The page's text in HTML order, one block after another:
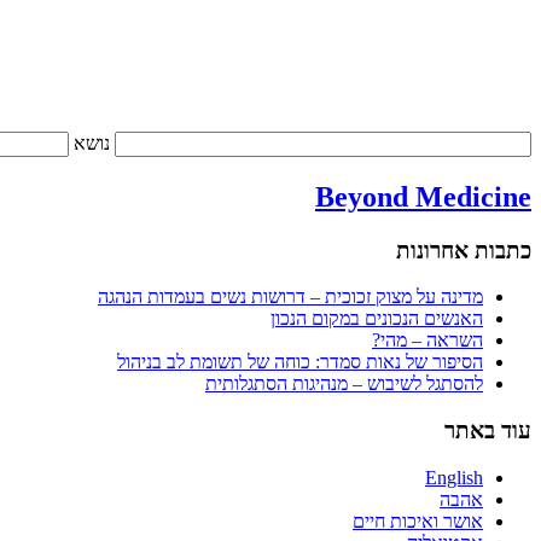
נושא
Beyond Medicine
כתבות אחרונות
מדינה על מצוק זכוכית – דרושות נשים בעמדות הנהגה
האנשים הנכונים במקום הנכון
השראה – מהי?
הסיפור של נאות סמדר: כוחה של תשומת לב בניהול
להסתגל לשיבוש – מנהיגות הסתגלותית
עוד באתר
English
אהבה
אושר ואיכות חיים